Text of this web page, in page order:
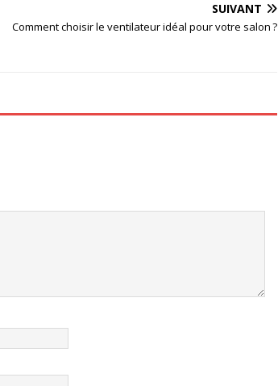
SUIVANT
Comment choisir le ventilateur idéal pour votre salon ?